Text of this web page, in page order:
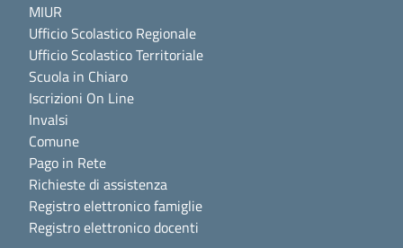
MIUR
Ufficio Scolastico Regionale
Ufficio Scolastico Territoriale
Scuola in Chiaro
Iscrizioni On Line
Invalsi
Comune
Pago in Rete
Richieste di assistenza
Registro elettronico famiglie
Registro elettronico docenti